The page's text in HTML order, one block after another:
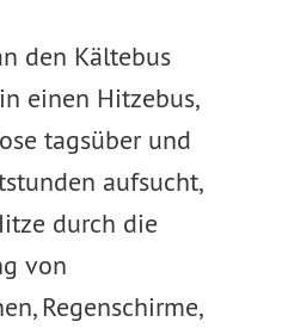
den Kältebus
einen Hitzebus,
tagsüber und
aufsucht,
durch die
von
Regenschirme,